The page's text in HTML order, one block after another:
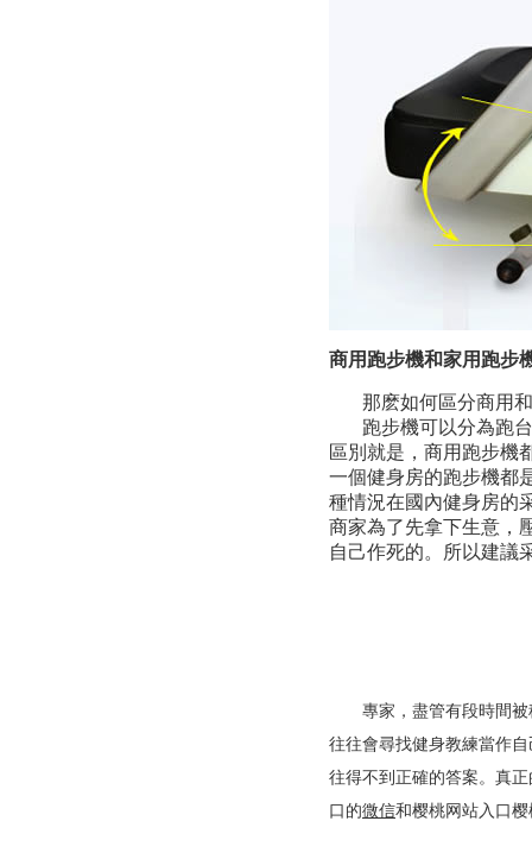
商用跑步機和家用跑步
那麽如何區分商用
跑步機可以分為跑
區別就是，商用跑步機
一個健身房的跑步機都
種情況在國內健身房的
商家為了先拿下生意，
自己作死的。所以建議
專家，盡管有段時間被稱
往往會尋找健身教練當作
往得不到正確的答案。真
口的微信和樱桃网站入口